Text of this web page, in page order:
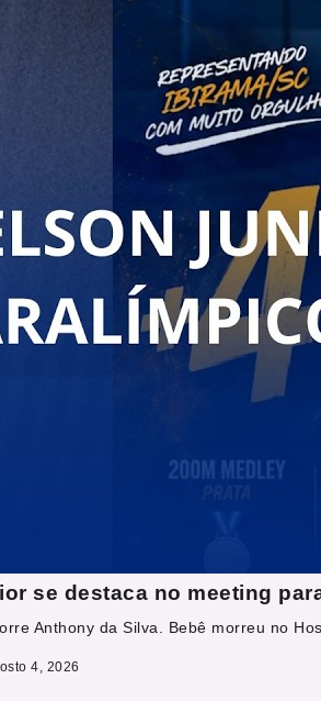
se destaca no meeting
Anthony da Silva. Bebê morreu no
4, 2026